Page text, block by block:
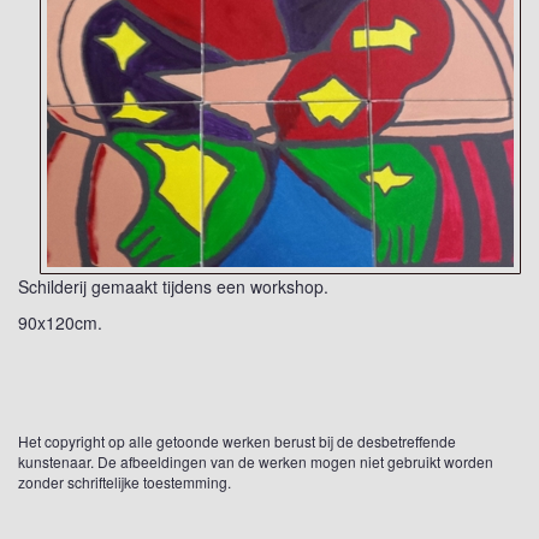
Schilderij gemaakt tijdens een workshop.
90x120cm.
Het copyright op alle getoonde werken berust bij de desbetreffende
kunstenaar. De afbeeldingen van de werken mogen niet gebruikt worden
zonder schriftelijke toestemming.